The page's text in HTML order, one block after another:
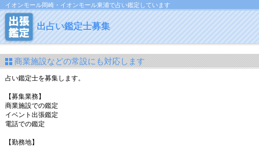
イオンモール岡崎・イオンモール東浦で占い鑑定しています
出占い鑑定士募集
商業施設などの常設にも対応します
占い鑑定士を募集します。
【募集業務】
商業施設での鑑定
イベント出張鑑定
電話での鑑定
【勤務地】